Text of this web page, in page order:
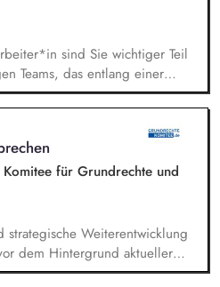
sind Sie wichtiger Teil
Teams, das entlang einer
soziale Innovation
die Geschäftsführung bei der
und entwickeln dabei
der Stiftung weiter. Sie
Erkenntnisse in
entlang unserer
für Grundrechte und
strategische Weiterentwicklung
dem Hintergrund aktueller
den Projektregionen,